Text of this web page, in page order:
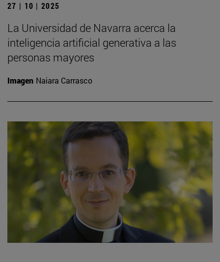
27 | 10 | 2025
La Universidad de Navarra acerca la
inteligencia artificial generativa a las
personas mayores
Imagen Naiara Carrasco